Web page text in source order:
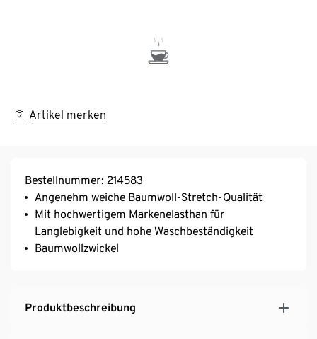
Artikel merken
Bestellnummer: 214583
Angenehm weiche Baumwoll-Stretch-Qualität
Mit hochwertigem Markenelasthan für
Langlebigkeit und hohe Waschbeständigkeit
Baumwollzwickel
Produktbeschreibung